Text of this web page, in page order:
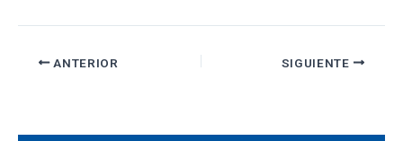
ANTERIOR SIGUIENTE